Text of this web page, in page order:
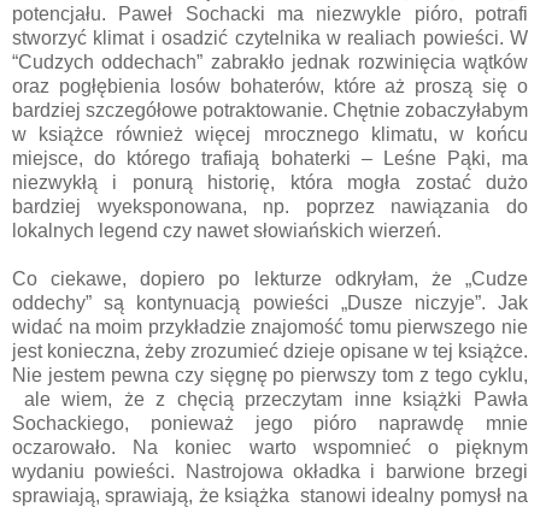
potencjału. Paweł Sochacki ma niezwykle pióro, potrafi
stworzyć klimat i osadzić czytelnika w realiach powieści. W
“Cudzych oddechach” zabrakło jednak rozwinięcia wątków
oraz pogłębienia losów bohaterów, które aż proszą się o
bardziej szczegółowe potraktowanie. Chętnie zobaczyłabym
w książce również więcej mrocznego klimatu, w końcu
miejsce, do którego trafiają bohaterki – Leśne Pąki, ma
niezwykłą i ponurą historię, która mogła zostać dużo
bardziej wyeksponowana, np. poprzez nawiązania do
lokalnych legend czy nawet słowiańskich wierzeń.
Co ciekawe, dopiero po lekturze odkryłam, że „Cudze
oddechy” są kontynuacją powieści „Dusze niczyje”. Jak
widać na moim przykładzie znajomość tomu pierwszego nie
jest konieczna, żeby zrozumieć dzieje opisane w tej książce.
Nie jestem pewna czy sięgnę po pierwszy tom z tego cyklu,
ale wiem, że z chęcią przeczytam inne książki Pawła
Sochackiego, ponieważ jego pióro naprawdę mnie
oczarowało. Na koniec warto wspomnieć o pięknym
wydaniu powieści. Nastrojowa okładka i barwione brzegi
sprawiają, sprawiają, że książka stanowi idealny pomysł na